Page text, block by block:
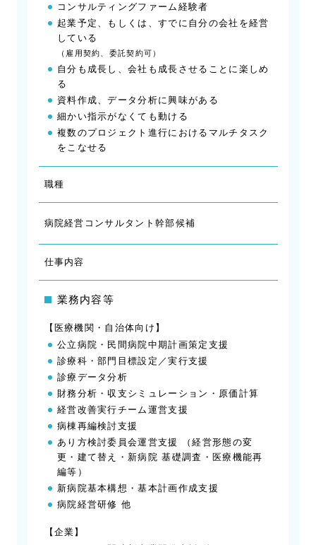
コンサルティングファーム経験者
起業予定、もしくは、すでに自分の会社を経営
している
（雇用契約、委託契約可）
自分も成長し、会社も成長させることに楽しめ
る
資料作成、データ分析に興味がある
細かい指示がなくても動ける
複数のプロジェクト進行におけるマルチタスク
をこなせる
職種
病院経営コンサルタント幹部候補
仕事内容
業務内容等
【医療機関・自治体向け】
公立病院・民間病院中期計画策定支援
診療科・部門目標設定／実行支援
診療データ分析
財務分析・収支シミュレーション・原価計算
経営改善実行チーム運営支援
病棟再編検討支援
あり方検討委員会運営支援 （経営形態の変
更・建て替え・新病院 基礎調査・医療機能再
編等）
新病院基本構想・基本計画作成支援
病院経営研修 他
【企業】